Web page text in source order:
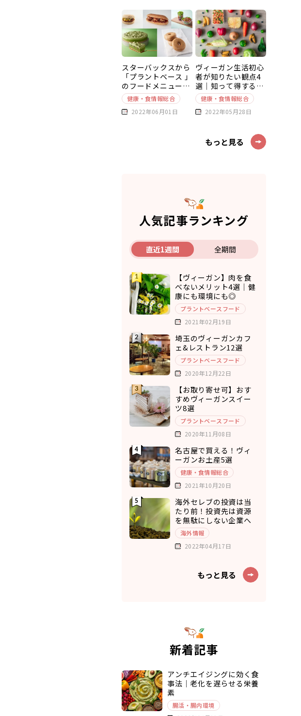
スターバックスから
「プラントベース 」
のフードメニューが
新発売
健康・食情報総合
2022年06月01日
ヴィーガン生活初心
者が知りたい観点4
選｜知って得する豆
知識～基本編～
健康・食情報総合
2022年05月28日
もっと見る
人気記事ランキング
直近1週間 全期間
【ヴィーガン】肉を食
べないメリット4選｜健
康にも環境にも◎
プラントベースフード
2021年02月19日
埼玉のヴィーガンカフ
ェ&レストラン12選
プラントベースフード
2020年12月22日
【お取り寄せ可】おす
すめヴィーガンスイー
ツ8選
プラントベースフード
2020年11月08日
名古屋で買える！ヴィ
ーガンお土産5選
健康・食情報総合
2021年10月20日
海外セレブの投資は当
たり前！投資先は資源
を無駄にしない企業へ
海外情報
2022年04月17日
もっと見る
新着記事
アンチエイジングに効く食
事法｜老化を遅らせる栄養
素
腸活・腸内環境